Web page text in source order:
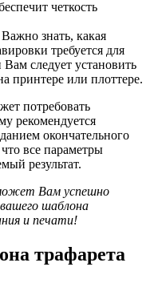
четкость
Важно знать, какая
требуется для
следует установить
принтере или плоттере.
потребовать
рекомендуется
окончательного
все параметры
результат.
Вам успешно
шаблона
и печати!
трафарета